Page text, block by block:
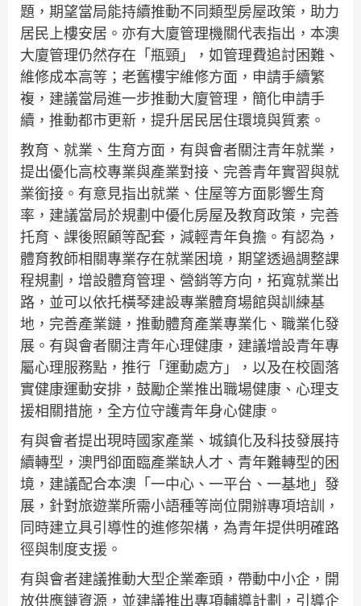
題，期望當局能持續推動不同類型房屋政策，助力
居民上樓安居。亦有大廈管理機關代表指出，本澳
大廈管理仍然存在「瓶頸」，如管理費追討困難、
維修成本高等；老舊樓宇維修方面，申請手續繁
複，建議當局進一步推動大廈管理，簡化申請手
續，推動都市更新，提升居民居住環境與質素。
教育、就業、生育方面，有與會者關注青年就業，
提出優化高校專業與產業對接、完善青年實習與就
業銜接。有意見指出就業、住屋等方面影響生育
率，建議當局於規劃中優化房屋及教育政策，完善
托育、課後照顧等配套，減輕青年負擔。有認為，
體育教師相關專業存在就業困境，期望透過調整課
程規劃，增設體育管理、營銷等方向，拓寬就業出
路，並可以依托橫琴建設專業體育場館與訓練基
地，完善產業鏈，推動體育產業專業化、職業化發
展。有與會者關注青年心理健康，建議增設青年專
屬心理服務點，推行「運動處方」，以及在校園落
實健康運動安排，鼓勵企業推出職場健康、心理支
援相關措施，全方位守護青年身心健康。
有與會者提出現時國家產業、城鎮化及科技發展持
續轉型，澳門卻面臨產業缺人才、青年難轉型的困
境，建議配合本澳「一中心、一平台、一基地」發
展，針對旅遊業所需小語種等崗位開辦專項培訓，
同時建立具引導性的進修架構，為青年提供明確路
徑與制度支援。
有與會者建議推動大型企業牽頭，帶動中小企，開
放供應鏈資源，並建議推出專項輔導計劃，引導企